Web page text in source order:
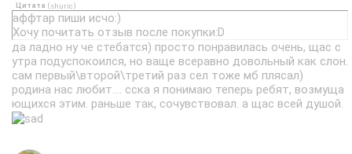
Цитата (shuric)
аффтар пиши исчо:)
Хочу почитать отзыв после покупки:D
да ладно ну че стебатся) просто понравилась очень, щас с
утра подуспокоился, но ваще всеравно довольный как слон.
сам первый\второй\третий раз сел тоже мб плясал)
родина нас любит.... сска я понимаю теперь ребят, возмуща
ющихся этим. раньше так, сочувствовал. а щас всей душой.